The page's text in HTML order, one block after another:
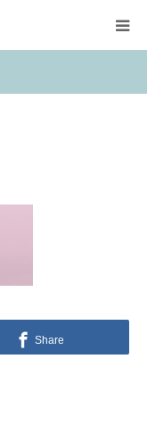
Share